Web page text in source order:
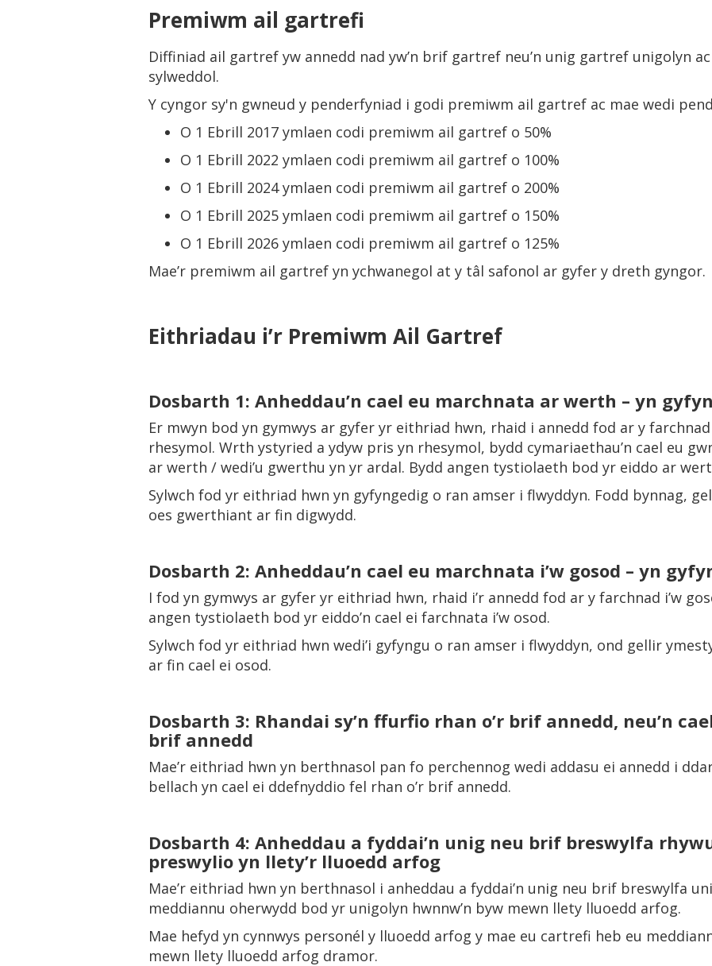
Premiwm ail gartrefi
Diffiniad ail gartref yw annedd nad yw’n brif gartref neu’n unig gartref unigolyn ac
sylweddol.
Y cyngor sy'n gwneud y penderfyniad i godi premiwm ail gartref ac mae wedi
O 1 Ebrill 2017 ymlaen codi premiwm ail gartref o 50%
O 1 Ebrill 2022 ymlaen codi premiwm ail gartref o 100%
O 1 Ebrill 2024 ymlaen codi premiwm ail gartref o 200%
O 1 Ebrill 2025 ymlaen codi premiwm ail gartref o 150%
O 1 Ebrill 2026 ymlaen codi premiwm ail gartref o 125%
Mae’r premiwm ail gartref yn ychwanegol at y tâl safonol ar gyfer y dreth gyngor.
Eithriadau i’r Premiwm Ail Gartref
Dosbarth 1: Anheddau’n cael eu marchnata ar werth – yn
Er mwyn bod yn gymwys ar gyfer yr eithriad hwn, rhaid i annedd fod ar y
rhesymol. Wrth ystyried a ydyw pris yn rhesymol, bydd cymariaethau’n cael eu
ar werth / wedi’u gwerthu yn yr ardal. Bydd angen tystiolaeth bod yr eiddo ar
Sylwch fod yr eithriad hwn yn gyfyngedig o ran amser i flwyddyn. Fodd bynnag,
oes gwerthiant ar fin digwydd.
Dosbarth 2: Anheddau’n cael eu marchnata i’w gosod – yn
I fod yn gymwys ar gyfer yr eithriad hwn, rhaid i’r annedd fod ar y farchnad i’w
angen tystiolaeth bod yr eiddo’n cael ei farchnata i’w osod.
Sylwch fod yr eithriad hwn wedi’i gyfyngu o ran amser i flwyddyn, ond gellir
ar fin cael ei osod.
Dosbarth 3: Rhandai sy’n ffurfio rhan o’r brif annedd, neu’n
brif annedd
Mae’r eithriad hwn yn berthnasol pan fo perchennog wedi addasu ei annedd i
bellach yn cael ei ddefnyddio fel rhan o’r brif annedd.
Dosbarth 4: Anheddau a fyddai’n unig neu brif breswylfa
preswylio yn llety’r lluoedd arfog
Mae’r eithriad hwn yn berthnasol i anheddau a fyddai’n unig neu brif breswylfa
meddiannu oherwydd bod yr unigolyn hwnnw’n byw mewn llety lluoedd arfog.
Mae hefyd yn cynnwys personél y lluoedd arfog y mae eu cartrefi heb eu
mewn llety lluoedd arfog dramor.